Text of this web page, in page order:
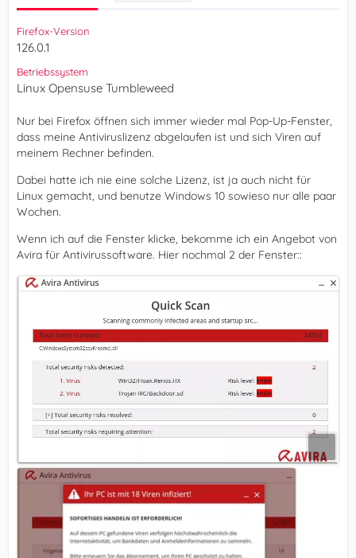
Firefox-Version
126.0.1
Betriebssystem
Linux Opensuse Tumbleweed
Nur bei Firefox öffnen sich immer wieder mal Pop-Up-Fenster,
dass meine Antiviruslizenz abgelaufen ist und sich Viren auf
meinem Rechner befinden.
Dabei hatte ich nie eine solche Lizenz, ist ja auch nicht für
Linux gemacht, und benutze Windows 10 sowieso nur alle paar
Wochen.
Wenn ich auf die Fenster klicke, bekomme ich ein Angebot von
Avira für Antivirussoftware. Hier nochmal 2 der Fenster::